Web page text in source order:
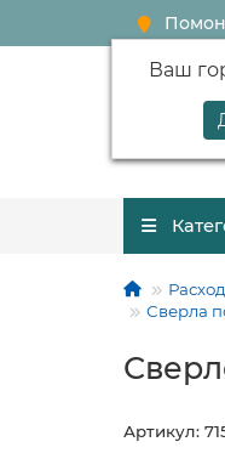
Ваш
Сверла
Артикул: